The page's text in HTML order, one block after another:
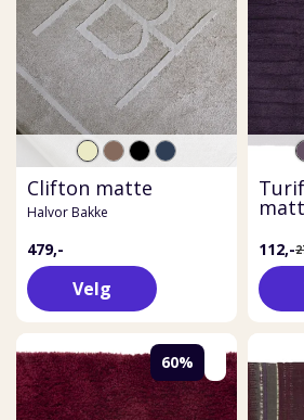
Clifton matte
Halvor Bakke
479,-
Velg
112,-
60%